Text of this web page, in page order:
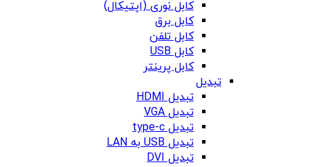
کابل نوری (اپتیکال)
کابل برق
کابل تلفن
کابل USB
کابل پرینتر
تبدیل
تبدیل HDMI
تبدیل VGA
تبدیل type-c
تبدیل USB به LAN
تبدیل DVI